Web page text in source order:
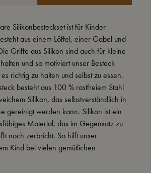
Silikonbesteckset ist für Kinder
aus einem Löffel, einer Gabel und
Griffe aus Silikon sind auch für kleine
und so motiviert unser Besteck
richtig zu halten und selbst zu essen.
besteht aus 100 % rostfreiem Stahl
Silikon, das selbstverständlich in
gereinigt werden kann. Silikon ist ein
Material, das im Gegensatz zu
noch zerbricht. So hilft unser
Kind bei vielen gemütlichen